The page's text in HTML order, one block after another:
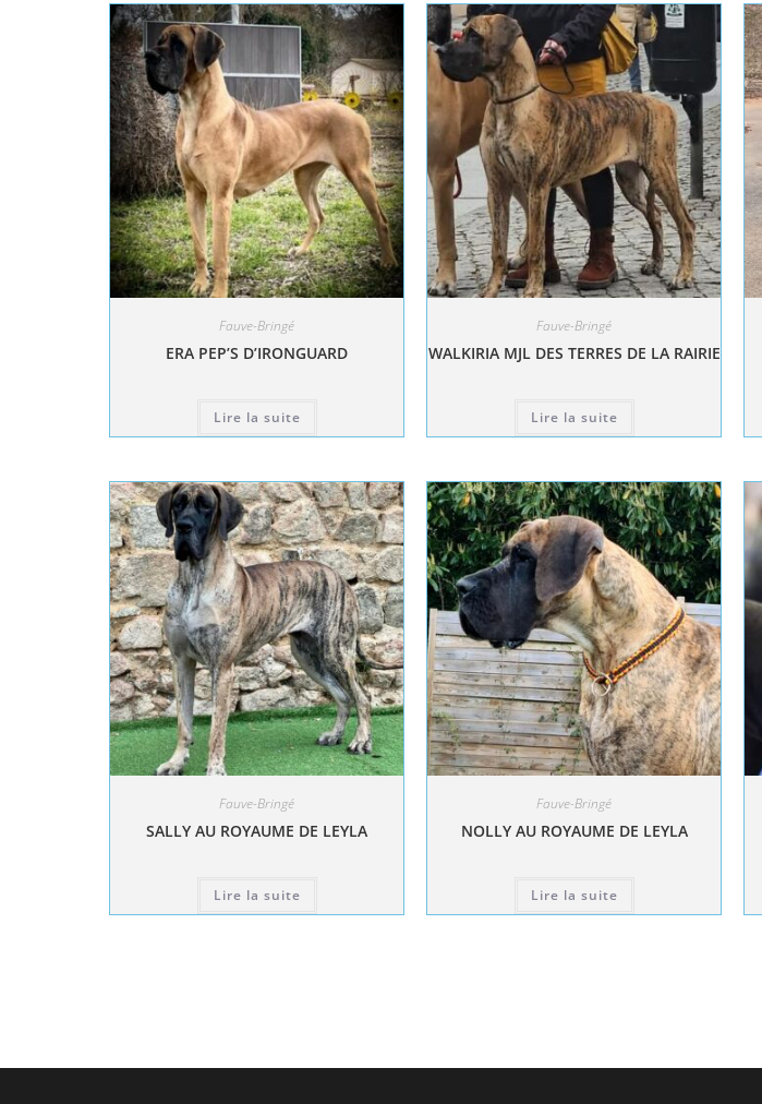
Fauve-Bringé
ERA PEP’S D’IRONGUARD
Lire la suite
Fauve-Bringé
WALKIRIA MJL DES TERRES DE LA RAIRIE
Lire la suite
Fauve-Bringé
SALLY AU ROYAUME DE LEYLA
Lire la suite
Fauve-Bringé
NOLLY AU ROYAUME DE LEYLA
Lire la suite